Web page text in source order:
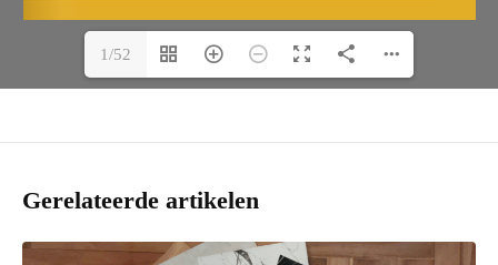
1/52
Gerelateerde artikelen